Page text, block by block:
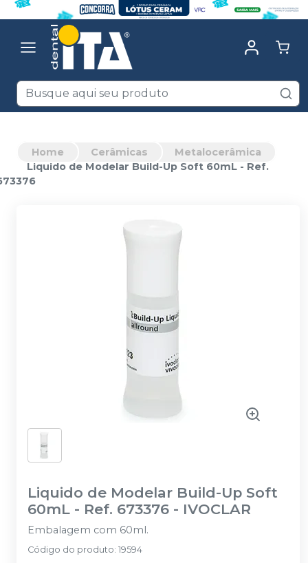
Home Cerâmicas
Metalocerâmica
Liquido de Modelar Build-Up Soft 60mL - Ref.
Liquido de Modelar Build-Up Soft
60mL - Ref. 673376 - IVOCLAR
Embalagem com 60ml.
Código do produto: 19594